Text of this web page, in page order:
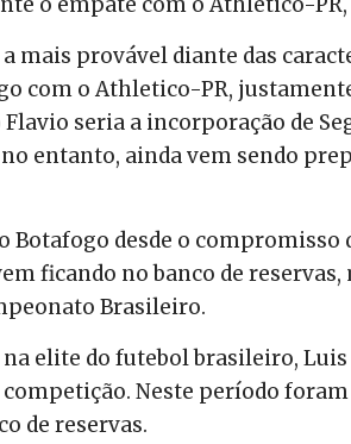
mais provável diante das
com o Athletico-PR,
seria a incorporação de
entanto, ainda vem sendo
Botafogo desde o compromisso
ficando no banco de
Brasileiro.
elite do futebol brasileiro,
Neste período
de reservas.